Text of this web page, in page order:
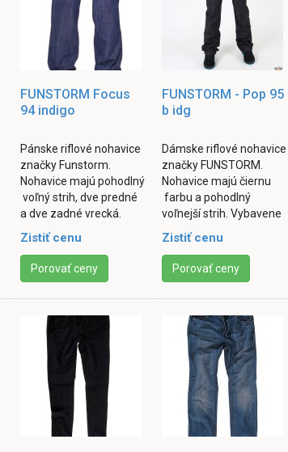
FUNSTORM Focus
94 indigo
Pánske riflové nohavice
značky Funstorm.
Nohavice majú pohodlný
voľný strih, dve predné
a dve zadné vrecká.
Zapínanie v rozparku je
klasické na gombík a
zips. Vyrobené ...
Zistiť cenu
Porovať ceny
FUNSTORM - Pop 95
b idg
Dámske riflové nohavice
značky FUNSTORM.
Nohavice majú čiernu
farbu a pohodlný
voľnejší strih. Vybavene
sú dvomi vreckami
vpredu a dvomi vzadu.
Zapínanie je riešené ...
Zistiť cenu
Porovať ceny